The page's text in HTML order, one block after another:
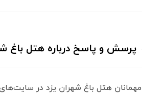
پرسش و پاسخ درباره هتل باغ
مهمانان هتل باغ شهران یزد در